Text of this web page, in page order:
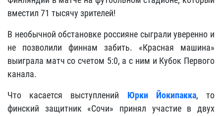
вместил 71 тысячу зрителей!
В необычной обстановке россияне сыграли уверенно и
не позволили финнам забить. «Красная машина»
выиграла матч со счетом 5:0, а с ним и Кубок Первого
канала.
Что касается выступлений Юрки Йокипакка, то
финский защитник «Сочи» принял участие в двух